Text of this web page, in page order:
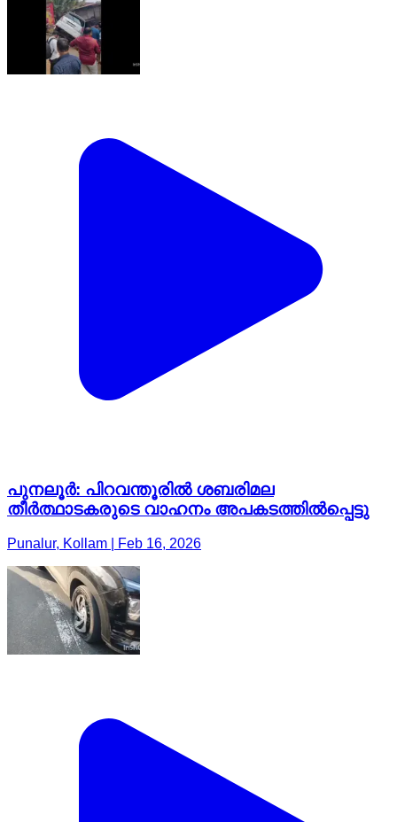
പുനലൂർ: പിറവന്തൂരിൽ ശബരിമല
തീർത്ഥാടകരുടെ വാഹനം അപകടത്തിൽപ്പെട്ടു
Punalur, Kollam | Feb 16, 2026